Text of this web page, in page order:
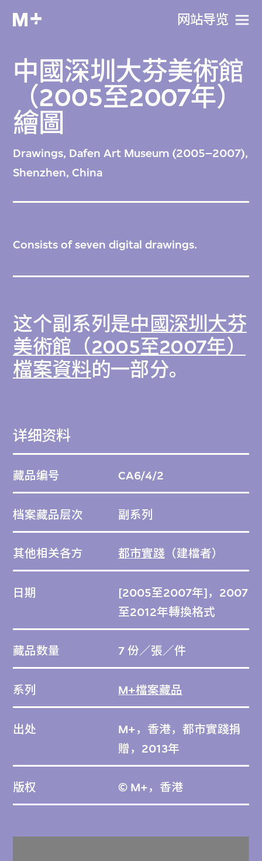
网站导览
中國深圳大芬美術館
（2005至2007年）
繪圖
Drawings, Dafen Art Museum (2005–2007),
Shenzhen, China
Consists of seven digital drawings.
这个副系列是中國深圳大芬
美術館（2005至2007年）
檔案資料的一部分。
详细资料
藏品编号 CA6/4/2
档案藏品层次 副系列
其他相关各方 都市實踐（建檔者）
日期
[2005至2007年]，2007
至2012年轉換格式
藏品数量 7 份／張／件
系列 M+檔案藏品
出处
M+，香港，都市實踐捐
贈，2013年
版权 © M+，香港